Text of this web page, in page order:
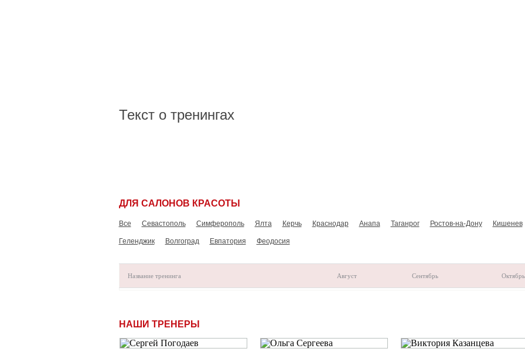
Текст о тренингах
ДЛЯ САЛОНОВ КРАСОТЫ
Все Севастополь Симферополь Ялта Керчь Краснодар Анапа Таганрог Ростов-на-Дону Кишенев
Геленджик Волгоград Евпатория Феодосия
Название тренинга Август Сентябрь Октябрь
НАШИ ТРЕНЕРЫ